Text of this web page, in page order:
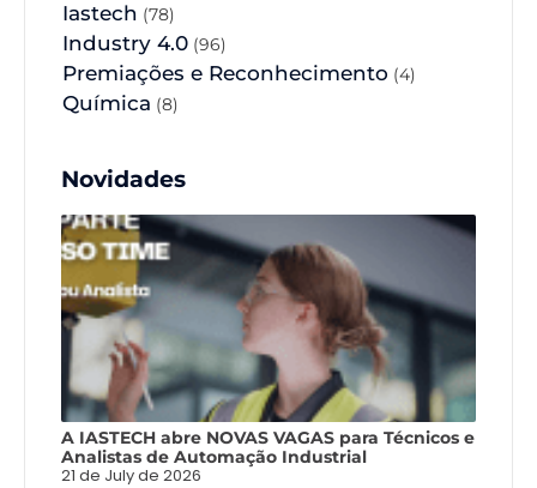
Iastech (78)
Industry 4.0 (96)
Premiações e Reconhecimento (4)
Química (8)
Novidades
A IASTECH abre NOVAS VAGAS para Técnicos e
Analistas de Automação Industrial
21 de July de 2026